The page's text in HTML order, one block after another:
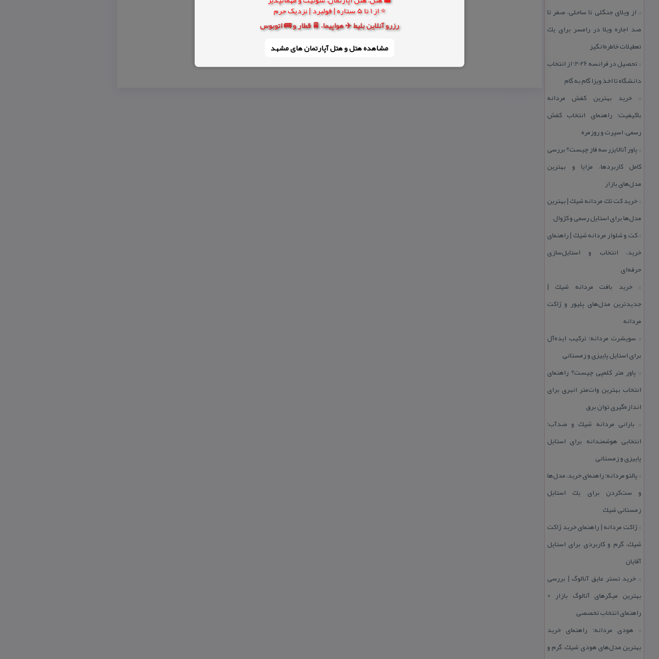
⭐ از 1 تا 5 ستاره | فولبرد | نزدیک حرم
رزرو آنلاین بلیط ✈️ هواپیما، 🚆 قطار و 🚌 اتوبوس
مشاهده هتل و هتل‌ آپارتمان های مشهد
:: از ویلای جنگلی تا ساحلی، صفر تا
صد اجاره ویلا در رامسر برای یك
تعطیلات خاطره‌انگیز
::
تحصیل در فرانسه 2026؛ از انتخاب
دانشگاه تا اخذ ویزا گام به گام
::خرید بهترین كفش مردانه
باكیفیت؛ راهنمای انتخاب كفش
رسمی، اسپرت و روزمره
:: پاور آنالایزر سه فاز چیست؟ بررسی
كامل كاربردها، مزایا و بهترین
مدل‌های بازار
::خرید كت تك مردانه شیك | بهترین
مدل‌ها برای استایل رسمی و كژوال
::كت و شلوار مردانه شیك | راهنمای
خرید، انتخاب و استایل‌سازی
حرفه‌ای
::خرید بافت مردانه شیك |
جدیدترین مدل‌های پلیور و ژاكت
مردانه
:: سویشرت مردانه؛ تركیب ایده‌آل
برای استایل پاییزی و زمستانی
:: پاور متر كلمپی چیست؟ راهنمای
انتخاب بهترین وات‌متر انبری برای
اندازه‌گیری توان برق
:: بارانی مردانه شیك و ضدآب؛
انتخابی هوشمندانه برای استایل
پاییزی و زمستانی
:: پالتو مردانه؛ راهنمای خرید، مدل‌ها
و ست‌كردن برای یك استایل
زمستانی شیك
::ژاكت مردانه | راهنمای خرید ژاكت
شیك، گرم و كاربردی برای استایل
آقایان
:: خرید تستر عایق آنالوگ | بررسی
بهترین میگرهای آنالوگ بازار +
راهنمای انتخاب تخصصی
:: هودی مردانه؛ راهنمای خرید
بهترین مدل‌های هودی شیك، گرم و